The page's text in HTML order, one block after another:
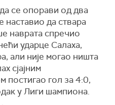
да се опорави од два
наставио да ствара
наврата спречио
ударце Салаха,
али није могао ништа
сјајним
постигао гол за 4:0,
у Лиги шампиона.